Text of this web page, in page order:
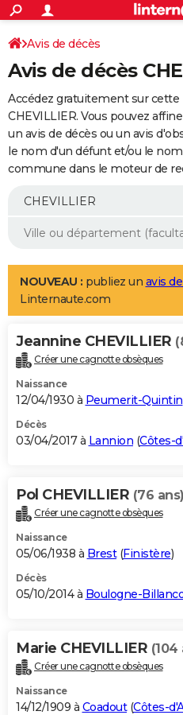
ACTUALITÉS
Politique
Société
Faits Divers
Education
Monde
Villes
+
SPORT
Coupe du monde 2026
Football
Tennis
Cyclisme
Rugby
Forum
Programme TV
TNT
Streaming
Cinéma
Sorties cinéma
Musique
+
FINANCE
Impôts
Immobilier
Risques naturels par ville
Banque
Assurance
Crédit
AUTO
Essais
Réserver un essai
Citadines
Berlines
SUV
Forum auto
+
Mobiles
Meilleur smartphone
Internet
Ordinateurs
Jeux vidéo
Guide high-tech
Aménagement intérieur
LIFESTYLE
Art de vivre
Bien-être
Loisirs
Mode
Modes de vie
Alimentation
Guide de la santé
Maladies
Médicaments
Sommeil
VOYAGE
Destinations
City break
Voyage nature
Voyage de noces
Forum
Climat
+PHOTO
GUIDES D'ACHAT
BONS PLANS
Carte de Noël
Carte Bonne année
Carte Saint-Valentin
Carte Pâques
Carte d'anniversaire
DICTIONNAIRE
Dictionnaire
Biographies
Citations
Expressions
Proverbes
PROGRAMME TV
S'inscrire
Se connecter
Lycées
Collèges
Primaires
Universités
Entreprises
Service militaire
Avis de recherche
AVIS DE DÉCÈS
Bricolage
Lifestyle
Culture
Sport
Auto
Television
Voyage
Cinema
Avis de décès
Avis de décès
Accédez gratuitement sur cette
CHEVILLIER. Vous pouvez
un avis de décès ou un avis
le nom d'un défunt et/ou le
commune dans le moteur de
NOUVEAU : publiez un avis
Linternaute.com
Jeannine CHEVILLIER
Créer une cagnotte obsèques
Naissance
12/04/1930 à Peumerit-Quintin
Décès
03/04/2017 à Lannion (Côtes-
Pol CHEVILLIER (76 ans)
Créer une cagnotte obsèques
Naissance
05/06/1938 à Brest(Finistère)
Décès
05/10/2014 à Boulogne-
Marie CHEVILLIER (104
Créer une cagnotte obsèques
Naissance
14/12/1909 à Coadout(Côtes-